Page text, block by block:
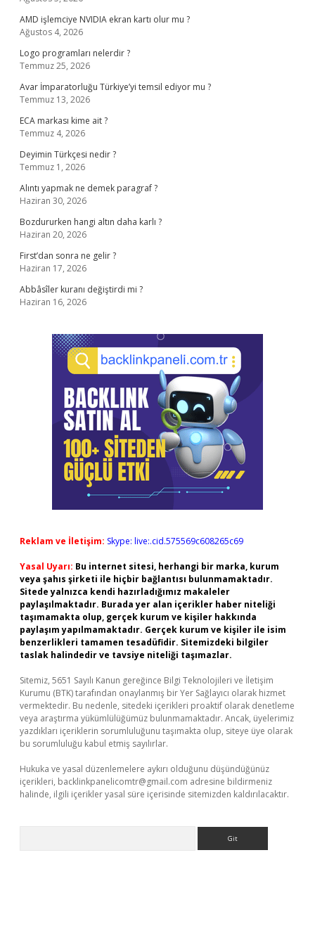
AMD işlemciye NVIDIA ekran kartı olur mu ?
Ağustos 4, 2026
Logo programları nelerdir ?
Temmuz 25, 2026
Avar İmparatorluğu Türkiye’yi temsil ediyor mu ?
Temmuz 13, 2026
ECA markası kime ait ?
Temmuz 4, 2026
Deyimin Türkçesi nedir ?
Temmuz 1, 2026
Alıntı yapmak ne demek paragraf ?
Haziran 30, 2026
Bozdururken hangi altın daha karlı ?
Haziran 20, 2026
First’dan sonra ne gelir ?
Haziran 17, 2026
Abbâsîler kuranı değiştirdi mi ?
Haziran 16, 2026
Reklam ve İletişim: Skype: live:.cid.575569c608265c69
Yasal Uyarı: Bu internet sitesi, herhangi bir marka, kurum
veya şahıs şirketi ile hiçbir bağlantısı bulunmamaktadır.
Sitede yalnızca kendi hazırladığımız makaleler
paylaşılmaktadır. Burada yer alan içerikler haber niteliği
taşımamakta olup, gerçek kurum ve kişiler hakkında
paylaşım yapılmamaktadır. Gerçek kurum ve kişiler ile isim
benzerlikleri tamamen tesadüfidir. Sitemizdeki bilgiler
taslak halindedir ve tavsiye niteliği taşımazlar.
Sitemiz, 5651 Sayılı Kanun gereğince Bilgi Teknolojileri ve İletişim
Kurumu (BTK) tarafından onaylanmış bir Yer Sağlayıcı olarak hizmet
vermektedir. Bu nedenle, sitedeki içerikleri proaktif olarak denetleme
veya araştırma yükümlülüğümüz bulunmamaktadır. Ancak, üyelerimiz
yazdıkları içeriklerin sorumluluğunu taşımakta olup, siteye üye olarak
bu sorumluluğu kabul etmiş sayılırlar.
Hukuka ve yasal düzenlemelere aykırı olduğunu düşündüğünüz
içerikleri, backlinkpanelicomtr@gmail.com adresine bildirmeniz
halinde, ilgili içerikler yasal süre içerisinde sitemizden kaldırılacaktır.